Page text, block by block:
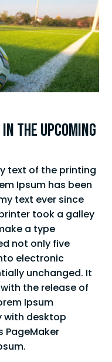
the Upcoming
text of the printing
Ipsum has been
text ever since
took a galley
a type
not only five
electronic
unchanged. It
the release of
Ipsum
with desktop
PageMaker